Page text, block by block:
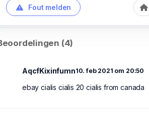
Fout melden
(4)
AqcfKixinfumn10. feb 2021 om 20:50
ebay cialis cialis 20 cialis from canada